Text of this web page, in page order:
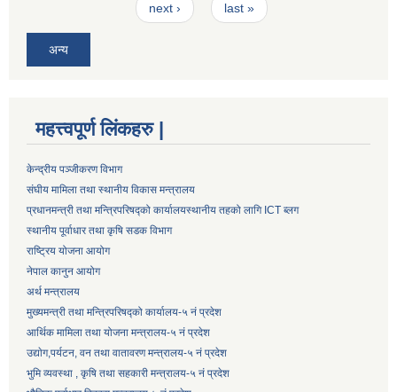
next › last »
अन्य
महत्त्वपूर्ण लिंकहरु |
केन्द्रीय पञ्जीकरण विभाग
संघीय मामिला तथा स्थानीय विकास मन्त्रालय
प्रधानमन्त्री तथा मन्त्रिपरिषद्को कार्यालयस्थानीय तहको लागि ICT ब्लग
स्थानीय पूर्वाधार तथा कृषि सडक विभाग
राष्ट्रिय योजना आयोग
नेपाल कानुन आयोग
अर्थ मन्त्रालय
मुख्यमन्त्री तथा मन्त्रिपरिषद्को कार्यालय-५ नं प्रदेश
आर्थिक मामिला तथा योजना मन्त्रालय-५ नं प्रदेश
उद्याेग,पर्यटन, वन तथा वातावरण मन्त्रालय-५ नं प्रदेश
भुमि व्यवस्था , कृषि तथा सहकारी मन्त्रालय-५ नं प्रदेश